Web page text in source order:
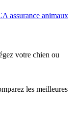
assurance animaux
votre chien ou
les meilleures